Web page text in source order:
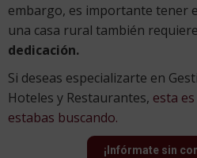
embargo, es importante tener
una casa rural también requiere
dedicación.
Si deseas especializarte en
Hoteles y Restaurantes, esta
estabas buscando.
¡Infórmate sin